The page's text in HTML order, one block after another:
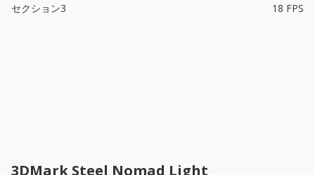
セクション3
18 FPS
3DMark Steel Nomad Light